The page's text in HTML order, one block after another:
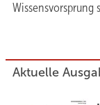
Wissensvorsprung
Aktuelle